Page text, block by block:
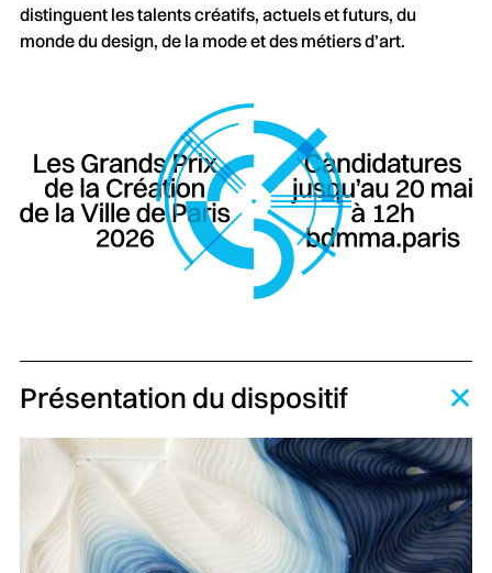
distinguent les talents créatifs, actuels et futurs, du
monde du design, de la mode et des métiers d’art.
Présentation du dispositif